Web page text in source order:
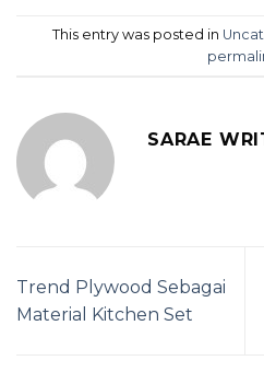
This entry was posted in
SARAE
Trend Plywood Sebagai
Material Kitchen Set